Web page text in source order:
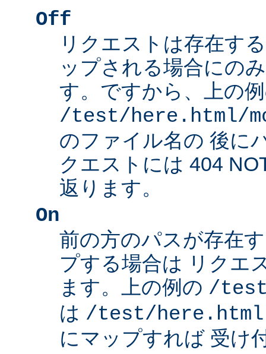
Off
リクエストは存在す
ップされる場合にの
す。ですから、上の
/test/here.html/
のファイル名の 後に
クエストには 404
返ります。
On
前の方のパスが存在
プする場合は リクエ
ます。上の例の /
は /test/here.html
にマップすれば 受け